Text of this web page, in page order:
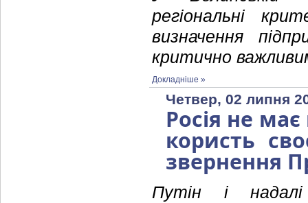
регіональні
визначення
критично
Докладніше »
Четвер, 02 липня
Росія не
користь
звернення
Путін і